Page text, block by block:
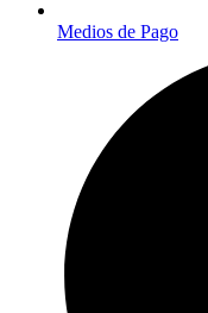
Medios de Pago